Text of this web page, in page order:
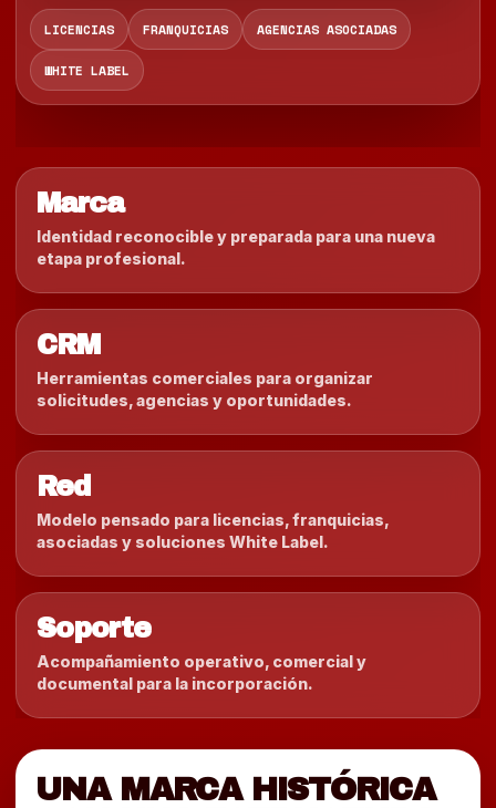
LICENCIAS FRANQUICIAS AGENCIAS ASOCIADAS
WHITE LABEL
Marca
Identidad reconocible y preparada para una nueva
etapa profesional.
CRM
Herramientas comerciales para organizar
solicitudes, agencias y oportunidades.
Red
Modelo pensado para licencias, franquicias,
asociadas y soluciones White Label.
Soporte
Acompañamiento operativo, comercial y
documental para la incorporación.
UNA MARCA HISTÓRICA